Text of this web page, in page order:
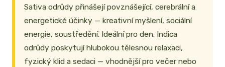
Sativa odrůdy přinášejí povznášející, cerebrální a
energetické účinky — kreativní myšlení, sociální
energie, soustředění. Ideální pro den. Indica
odrůdy poskytují hlubokou tělesnou relaxaci,
fyzický klid a sedaci — vhodnější pro večer nebo